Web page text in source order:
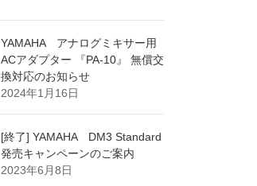
YAMAHA アナログミキサー用
ACアダプター 『PA-10』 無償交
換対応のお知らせ
2024年1月16日
[終了] YAMAHA DM3 Standard
発売キャンペーンのご案内
2023年6月8日